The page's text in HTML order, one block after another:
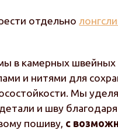
отдельно
в камерных швейных
и нитями для
Мы
и шву
пошиву, с